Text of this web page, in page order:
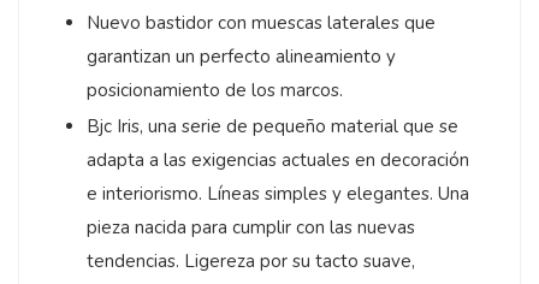
Nuevo bastidor con muescas laterales que
garantizan un perfecto alineamiento y
posicionamiento de los marcos.
Bjc Iris, una serie de pequeño material que se
adapta a las exigencias actuales en decoración
e interiorismo. Líneas simples y elegantes. Una
pieza nacida para cumplir con las nuevas
tendencias. Ligereza por su tacto suave,